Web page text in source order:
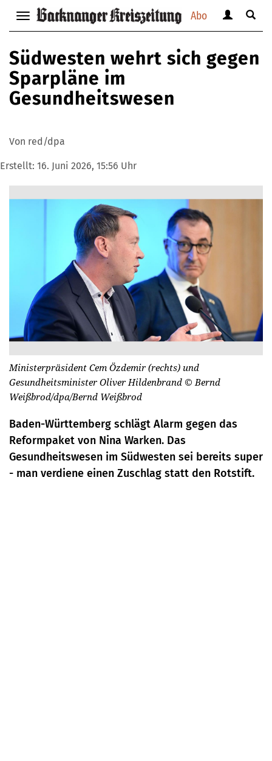
Abo
Navigation
anzeigen
bzw.
verbergen
anzeigen
verbergen
Suche
Südwesten wehrt sich gegen
Sparpläne im
Gesundheitswesen
Von red/dpa
Erstellt: 16. Juni 2026, 15:56 Uhr
Ministerpräsident Cem Özdemir (rechts) und
Gesundheitsminister Oliver Hildenbrand © Bernd
Weißbrod/dpa/Bernd Weißbrod
Baden-Württemberg schlägt Alarm gegen das
Reformpaket von Nina Warken. Das
Gesundheitswesen im Südwesten sei bereits super
- man verdiene einen Zuschlag statt den Rotstift.